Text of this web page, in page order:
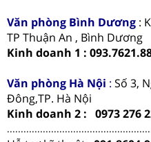
Văn phòng Bình Dương :
TP Thuận An , Bình Dương
Kinh doanh 1 :
Văn phòng Hà Nội : Số 3,
Đông,TP. Hà Nội
Kinh doanh 2 : 0973 276